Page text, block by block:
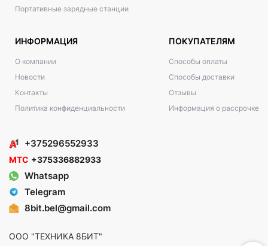
Портативные зарядные станции
ИНФОРМАЦИЯ
О компании
Новости
Контакты
Политика конфиденциальности
ПОКУПАТЕЛЯМ
Способы оплаты
Способы доставки
Отзывы
Информация о рассрочке
+375296552933
МТС +375336882933
Whatsapp
Telegram
8bit.bel@gmail.com
ООО "ТЕХНИКА 8БИТ"